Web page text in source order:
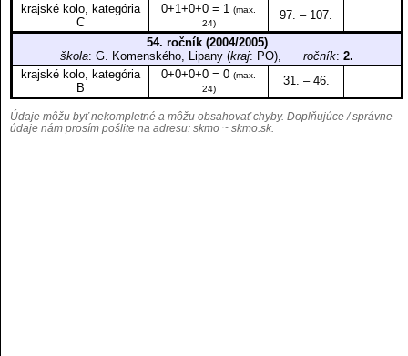
krajské kolo, kategória
C
0+1+0+0 = 1 (max.
24)
97. – 107.
54. ročník (2004/2005)
škola: G. Komenského, Lipany (kraj: PO), ročník: 2.
krajské kolo, kategória
B
0+0+0+0 = 0 (max.
24)
31. – 46.
Údaje môžu byť nekompletné a môžu obsahovať chyby. Doplňujúce / správne
údaje nám prosím pošlite na adresu: skmo ~ skmo.sk